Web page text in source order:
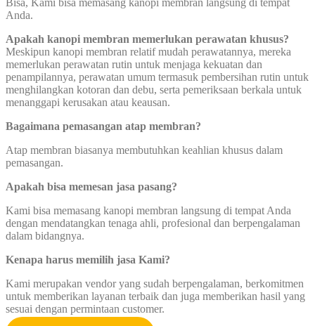
Bisa, Kami bisa memasang kanopi membran langsung di tempat
Anda.
Apakah kanopi membran memerlukan perawatan khusus?
Meskipun kanopi membran relatif mudah perawatannya, mereka
memerlukan perawatan rutin untuk menjaga kekuatan dan
penampilannya, perawatan umum termasuk pembersihan rutin untuk
menghilangkan kotoran dan debu, serta pemeriksaan berkala untuk
menanggapi kerusakan atau keausan.
Bagaimana pemasangan atap membran?
Atap membran biasanya membutuhkan keahlian khusus dalam
pemasangan.
Apakah bisa memesan jasa pasang?
Kami bisa memasang kanopi membran langsung di tempat Anda
dengan mendatangkan tenaga ahli, profesional dan berpengalaman
dalam bidangnya.
Kenapa harus memilih jasa Kami?
Kami merupakan vendor yang sudah berpengalaman, berkomitmen
untuk memberikan layanan terbaik dan juga memberikan hasil yang
sesuai dengan permintaan customer.